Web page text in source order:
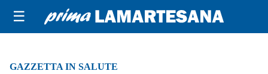
☰
GAZZETTA IN SALUTE